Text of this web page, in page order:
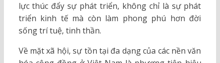
lực thúc đẩy sự phát triển, không chỉ là sự phát
triển kinh tế mà còn làm phong phú hơn đời
sống trí tuệ, tinh thần.
Về mặt xã hội, sự tồn tại đa dạng của các nền văn